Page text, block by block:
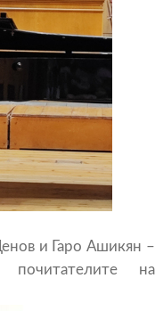
и Гаро Ашикян –
на